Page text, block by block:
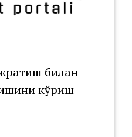
билан
кўриш